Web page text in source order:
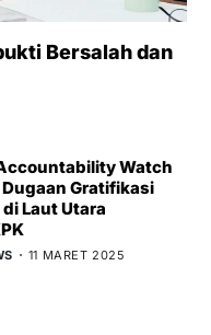
Bersalah dan
Watch
Gratifikasi
Laut Utara
11 MARET 2025